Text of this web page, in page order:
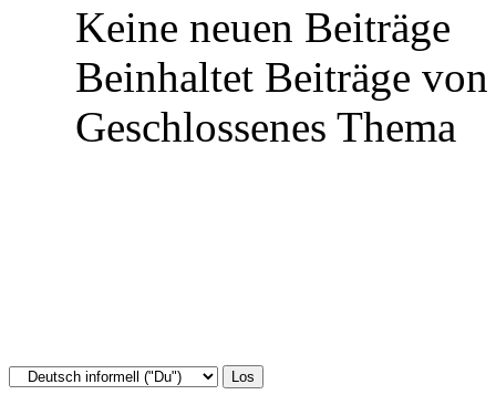
Keine neuen Beiträge
Beinhaltet Beiträge
Geschlossenes Thema